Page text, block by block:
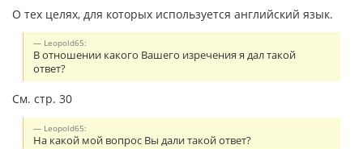
О тех целях, для которых используется английский язык.
Leopold65:
В отношении какого Вашего изречения я дал такой
ответ?
См. стр. 30
Leopold65:
На какой мой вопрос Вы дали такой ответ?